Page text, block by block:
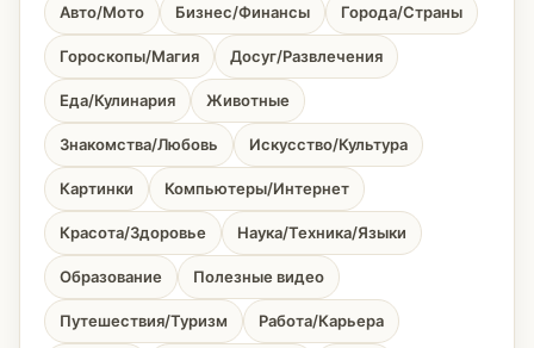
Авто/Мото Бизнес/Финансы Города/Страны
Гороскопы/Магия Досуг/Развлечения
Еда/Кулинария Животные
Знакомства/Любовь Искусство/Культура
Картинки Компьютеры/Интернет
Красота/Здоровье Наука/Техника/Языки
Образование Полезные видео
Путешествия/Туризм Работа/Карьера